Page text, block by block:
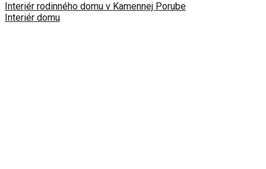
Interiér rodinného domu v Kamennej Porube
Interiér domu